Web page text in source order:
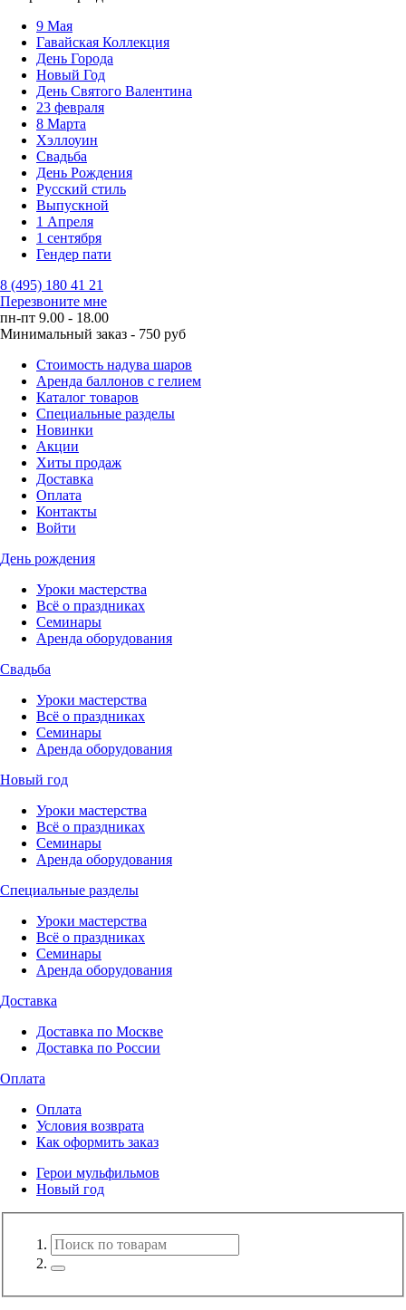
9 Мая
Гавайская Коллекция
День Города
Новый Год
День Святого Валентина
23 февраля
8 Марта
Хэллоуин
Свадьба
День Рождения
Русский стиль
Выпускной
1 Апреля
1 сентября
Гендер пати
8 (495) 180 41 21
Перезвоните мне
пн-пт 9.00 - 18.00
Минимальный заказ - 750 руб
Стоимость надува шаров
Аренда баллонов с гелием
Каталог товаров
Специальные разделы
Новинки
Акции
Хиты продаж
Доставка
Оплата
Контакты
Войти
День рождения
Уроки мастерства
Всё о праздниках
Семинары
Аренда оборудования
Свадьба
Уроки мастерства
Всё о праздниках
Семинары
Аренда оборудования
Новый год
Уроки мастерства
Всё о праздниках
Семинары
Аренда оборудования
Специальные разделы
Уроки мастерства
Всё о праздниках
Семинары
Аренда оборудования
Доставка
Доставка по Москве
Доставка по России
Оплата
Оплата
Условия возврата
Как оформить заказ
Герои мульфильмов
Новый год